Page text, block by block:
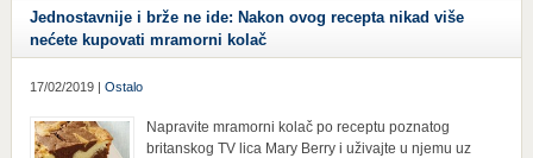
Jednostavnije i brže ne ide: Nakon ovog recepta nikad više
nećete kupovati mramorni kolač
17/02/2019 | Ostalo
Napravite mramorni kolač po receptu poznatog
britanskog TV lica Mary Berry i uživajte u njemu uz